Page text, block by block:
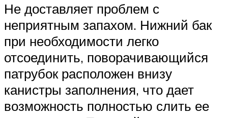
Не доставляет проблем с
неприятным запахом. Нижний бак
при необходимости легко
отсоединить, поворачивающийся
патрубок расположен внизу
канистры заполнения, что дает
возможность полностью слить ее